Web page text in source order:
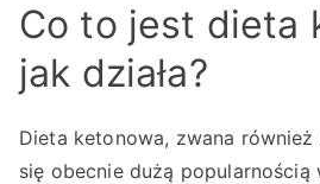
Co to jest dieta
jak działa?
Dieta ketonowa, zwana
się obecnie dużą popularnością